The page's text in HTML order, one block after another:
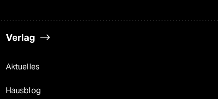
Verlag
Aktuelles
Hausblog